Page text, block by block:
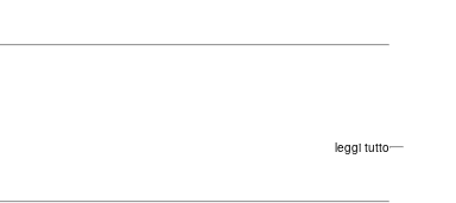
leggi tutto